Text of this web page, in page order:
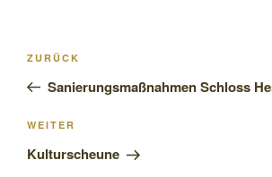
Beitragsnavigation
Vorheriger
Beitrag
ZURÜCK
Sanierungsmaßnahmen Schloss
Nächster
Beitrag
WEITER
Kulturscheune